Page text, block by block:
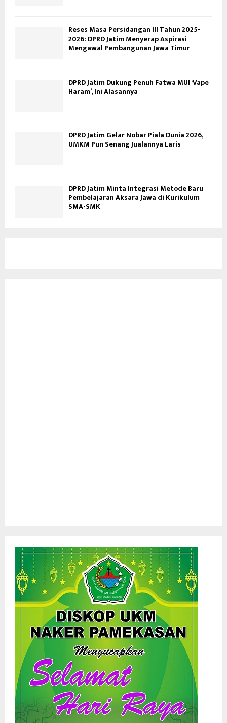
Reses Masa Persidangan III Tahun 2025-
2026: DPRD Jatim Menyerap Aspirasi
Mengawal Pembangunan Jawa Timur
DPRD Jatim Dukung Penuh Fatwa MUI ‘Vape
Haram’, Ini Alasannya
DPRD Jatim Gelar Nobar Piala Dunia 2026,
UMKM Pun Senang Jualannya Laris
DPRD Jatim Minta Integrasi Metode Baru
Pembelajaran Aksara Jawa di Kurikulum
SMA-SMK